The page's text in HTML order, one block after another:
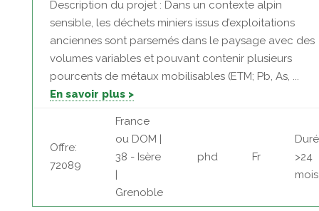
Description du projet : Dans un contexte alpin
sensible, les déchets miniers issus d’exploitations
anciennes sont parsemés dans le paysage avec des
volumes variables et pouvant contenir plusieurs
pourcents de métaux mobilisables (ETM; Pb, As, ...
En savoir plus >
Offre:
72089
France
ou DOM |
38 - Isère
|
Grenoble
phd Fr
>24
mois